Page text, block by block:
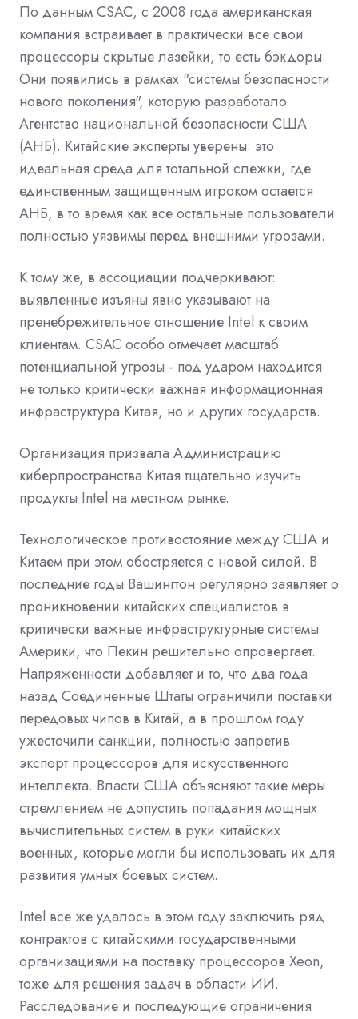
По данным CSAC, с 2008 года американская
компания встраивает в практически все свои
процессоры скрытые лазейки, то есть бэкдоры.
Они появились в рамках "системы безопасности
нового поколения", которую разработало
Агентство национальной безопасности США
(АНБ). Китайские эксперты уверены: это
идеальная среда для тотальной слежки, где
единственным защищенным игроком остается
АНБ, в то время как все остальные пользователи
полностью уязвимы перед внешними угрозами.
К тому же, в ассоциации подчеркивают:
выявленные изъяны явно указывают на
пренебрежительное отношение Intel к своим
клиентам. CSAC особо отмечает масштаб
потенциальной угрозы - под ударом находится
не только критически важная информационная
инфраструктура Китая, но и других государств.
Организация призвала Администрацию
киберпространства Китая тщательно изучить
продукты Intel на местном рынке.
Технологическое противостояние между США и
Китаем при этом обостряется с новой силой. В
последние годы Вашингтон регулярно заявляет о
проникновении китайских специалистов в
критически важные инфраструктурные системы
Америки, что Пекин решительно опровергает.
Напряженности добавляет и то, что два года
назад Соединенные Штаты ограничили поставки
передовых чипов в Китай, а в прошлом году
ужесточили санкции, полностью запретив
экспорт процессоров для искусственного
интеллекта. Власти США объясняют такие меры
стремлением не допустить попадания мощных
вычислительных систем в руки китайских
военных, которые могли бы использовать их для
развития умных боевых систем.
Intel все же удалось в этом году заключить ряд
контрактов с китайскими государственными
организациями на поставку процессоров Xeon,
тоже для решения задач в области ИИ.
Расследование и последующие ограничения